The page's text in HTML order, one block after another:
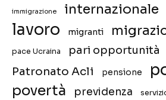
immigrazione internazionale
lavoro migranti
pace Ucraina pari opportunità
Patronato Acli pensione
povertà previdenza